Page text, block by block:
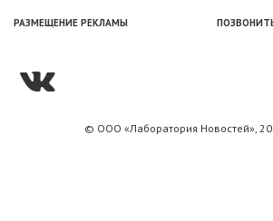
РАЗМЕЩЕНИЕ РЕКЛАМЫ
© ООО «Лаборатория Новоcтей»,